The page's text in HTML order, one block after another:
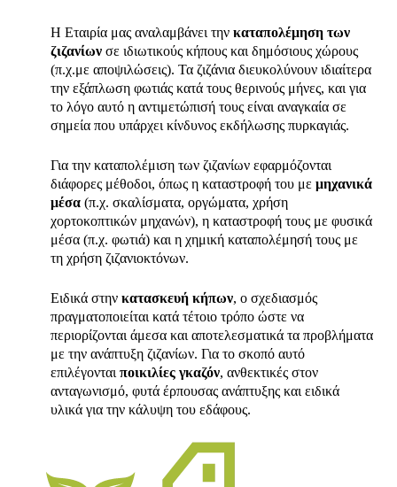
Η Εταιρία μας αναλαμβάνει την καταπολέμηση των
ζιζανίωνσε ιδιωτικούς κήπους και δημόσιους χώρους
(π.χ.με αποψιλώσεις). Τα ζιζάνια διευκολύνουν ιδιαίτερα
την εξάπλωση φωτιάς κατά τους θερινούς μήνες, και για
το λόγο αυτό η αντιμετώπισή τους είναι αναγκαία σε
σημεία που υπάρχει κίνδυνος εκδήλωσης πυρκαγιάς.
Για την καταπολέμιση των ζιζανίων εφαρμόζονται
διάφορες μέθοδοι, όπως η καταστροφή του με μηχανικά
μέσα(π.χ. σκαλίσματα, οργώματα, χρήση
χορτοκοπτικών μηχανών), η καταστροφή τους με φυσικά
μέσα (π.χ. φωτιά) και η χημική καταπολέμησή τους με
τη χρήση ζιζανιοκτόνων.
Ειδικά στην κατασκευή κήπων, ο σχεδιασμός
πραγματοποιείται κατά τέτοιο τρόπο ώστε να
περιορίζονται άμεσα και αποτελεσματικά τα προβλήματα
με την ανάπτυξη ζιζανίων. Για το σκοπό αυτό
επιλέγονται ποικιλίες γκαζόν, ανθεκτικές στον
ανταγωνισμό, φυτά έρπουσας ανάπτυξης και ειδικά
υλικά για την κάλυψη του εδάφους.